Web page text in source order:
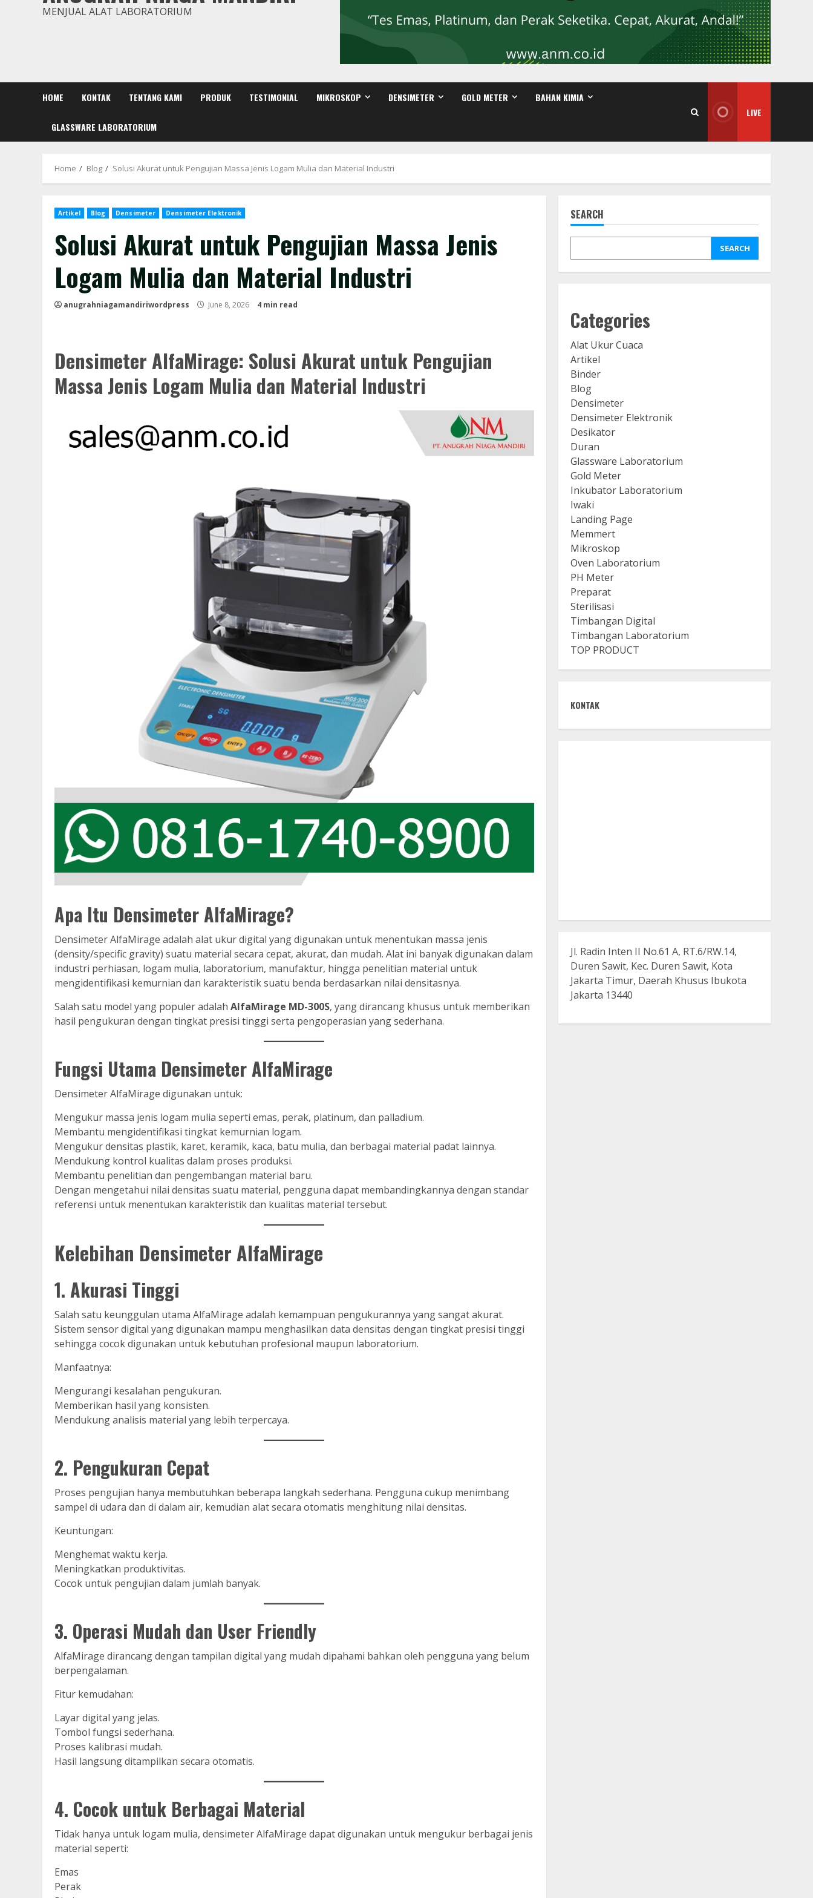
MENJUAL ALAT LABORATORIUM
HOME KONTAK TENTANG KAMI PRODUK TESTIMONIAL MIKROSKOP DENSIMETER GOLD METER BAHAN KIMIA
GLASSWARE LABORATORIUM
LIVE
Home Blog Solusi Akurat untuk Pengujian Massa Jenis Logam Mulia dan Material Industri
Artikel Blog Densimeter Densimeter Elektronik
Solusi Akurat untuk Pengujian Massa Jenis
Logam Mulia dan Material Industri
anugrahniagamandiriwordpress June 8, 2026 4 min read
Densimeter AlfaMirage: Solusi Akurat untuk Pengujian
Massa Jenis Logam Mulia dan Material Industri
Apa Itu Densimeter AlfaMirage?
Densimeter AlfaMirage adalah alat ukur digital yang digunakan untuk menentukan massa jenis
(density/specific gravity) suatu material secara cepat, akurat, dan mudah. Alat ini banyak digunakan dalam
industri perhiasan, logam mulia, laboratorium, manufaktur, hingga penelitian material untuk
mengidentifikasi kemurnian dan karakteristik suatu benda berdasarkan nilai densitasnya.
Salah satu model yang populer adalah AlfaMirage MD-300S, yang dirancang khusus untuk memberikan
hasil pengukuran dengan tingkat presisi tinggi serta pengoperasian yang sederhana.
Fungsi Utama Densimeter AlfaMirage
Densimeter AlfaMirage digunakan untuk:
Mengukur massa jenis logam mulia seperti emas, perak, platinum, dan palladium.
Membantu mengidentifikasi tingkat kemurnian logam.
Mengukur densitas plastik, karet, keramik, kaca, batu mulia, dan berbagai material padat lainnya.
Mendukung kontrol kualitas dalam proses produksi.
Membantu penelitian dan pengembangan material baru.
Dengan mengetahui nilai densitas suatu material, pengguna dapat membandingkannya dengan standar
referensi untuk menentukan karakteristik dan kualitas material tersebut.
Kelebihan Densimeter AlfaMirage
1. Akurasi Tinggi
Salah satu keunggulan utama AlfaMirage adalah kemampuan pengukurannya yang sangat akurat.
Sistem sensor digital yang digunakan mampu menghasilkan data densitas dengan tingkat presisi tinggi
sehingga cocok digunakan untuk kebutuhan profesional maupun laboratorium.
Manfaatnya:
Mengurangi kesalahan pengukuran.
Memberikan hasil yang konsisten.
Mendukung analisis material yang lebih terpercaya.
2. Pengukuran Cepat
Proses pengujian hanya membutuhkan beberapa langkah sederhana. Pengguna cukup menimbang
sampel di udara dan di dalam air, kemudian alat secara otomatis menghitung nilai densitas.
Keuntungan:
Menghemat waktu kerja.
Meningkatkan produktivitas.
Cocok untuk pengujian dalam jumlah banyak.
3. Operasi Mudah dan User Friendly
AlfaMirage dirancang dengan tampilan digital yang mudah dipahami bahkan oleh pengguna yang belum
berpengalaman.
Fitur kemudahan:
Layar digital yang jelas.
Tombol fungsi sederhana.
Proses kalibrasi mudah.
Hasil langsung ditampilkan secara otomatis.
4. Cocok untuk Berbagai Material
Tidak hanya untuk logam mulia, densimeter AlfaMirage dapat digunakan untuk mengukur berbagai jenis
material seperti:
Emas
Perak
SEARCH
SEARCH
Categories
Alat Ukur Cuaca
Artikel
Binder
Blog
Densimeter
Densimeter Elektronik
Desikator
Duran
Glassware Laboratorium
Gold Meter
Inkubator Laboratorium
Iwaki
Landing Page
Memmert
Mikroskop
Oven Laboratorium
PH Meter
Preparat
Sterilisasi
Timbangan Digital
Timbangan Laboratorium
TOP PRODUCT
KONTAK
Jl. Radin Inten II No.61 A, RT.6/RW.14,
Duren Sawit, Kec. Duren Sawit, Kota
Jakarta Timur, Daerah Khusus Ibukota
Jakarta 13440